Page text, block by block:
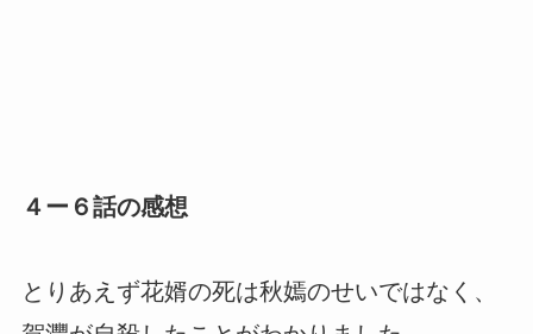
４ー６話の感想
とりあえず花婿の死は秋嫣のせいではなく、